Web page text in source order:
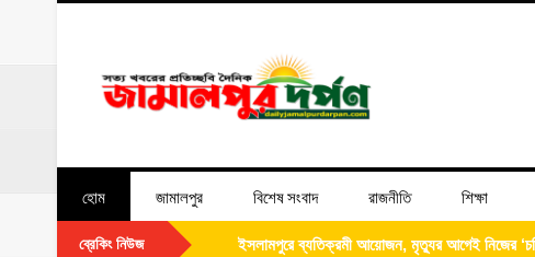
হোম জামালপুর বিশেষ সংবাদ রাজনীতি শিক্ষা
ব্রেকিং নিউজ ‎ইসলামপুরে ব্যতিক্রমী আয়োজন, মৃত্যুর আগেই নিজের